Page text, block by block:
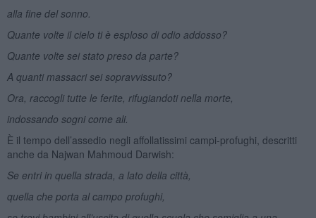
alla fine del sonno.
Quante volte il cielo ti è esploso di odio addosso?
Quante volte sei stato preso da parte?
A quanti massacri sei sopravvissuto?
Ora, raccogli tutte le ferite, rifugiandoti nella morte,
indossando sogni come ali.
È il tempo dell’assedio negli affollatissimi campi-profughi, descritti
anche da Najwan Mahmoud Darwish:
Se entri in quella strada, a lato della città,
quella che porta al campo profughi,